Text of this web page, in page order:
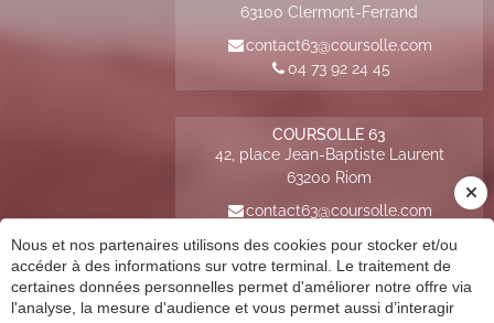
Découvrez notre guide Facturation
×
63100 Clermont-Ferrand
contact63@coursolle.com
04 73 92 24 45
COURSOLLE 63
42, place Jean-Baptiste Laurent
63200 Riom
contact63@coursolle.com
COURSOLLE 23
Nous et nos partenaires utilisons des cookies pour stocker et/ou
accéder à des informations sur votre terminal. Le traitement de
certaines données personnelles permet d'améliorer notre offre via
l'analyse, la mesure d'audience et vous permet aussi d’interagir